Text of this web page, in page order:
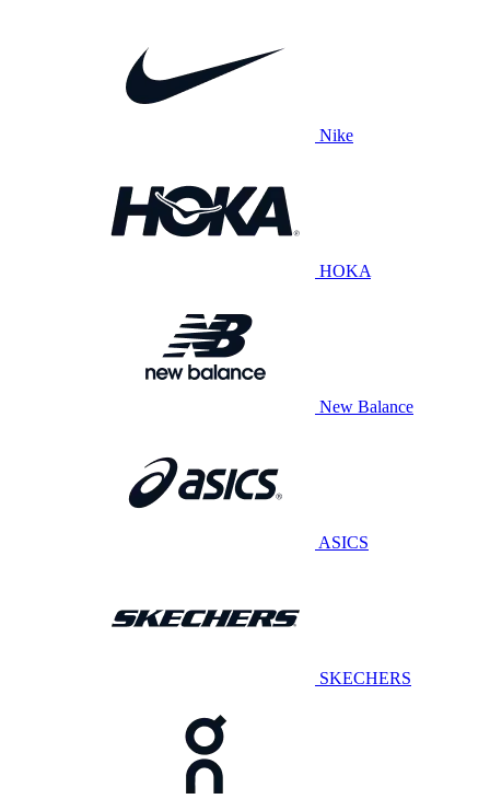
Nike
HOKA
New Balance
ASICS
SKECHERS